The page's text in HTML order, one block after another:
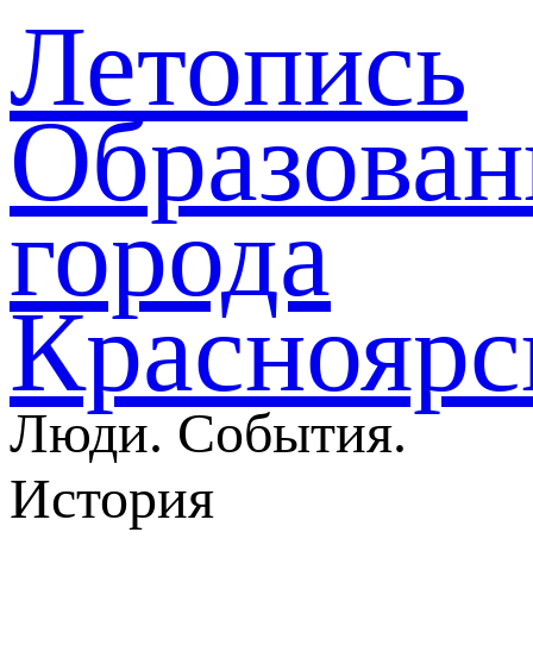
Летопись
города
Люди. События.
История